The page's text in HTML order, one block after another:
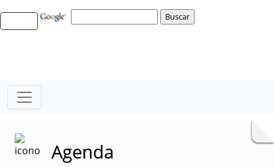
Agenda